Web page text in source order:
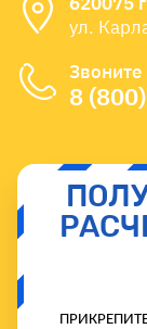
ул.
Звоните
8